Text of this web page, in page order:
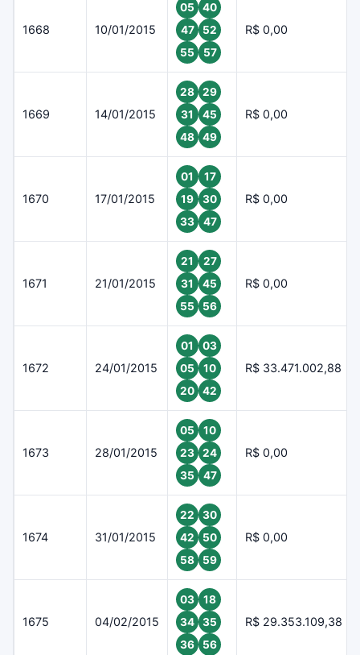
1668 10/01/2015
05
40
47
52
55
57
R$ 0,00
1669 14/01/2015
28
29
31
45
48
49
R$ 0,00
1670 17/01/2015
01
17
19
30
33
47
R$ 0,00
1671 21/01/2015
21
27
31
45
55
56
R$ 0,00
1672 24/01/2015
01
03
05
10
20
42
R$ 33.471.002,88
1673 28/01/2015
05
10
23
24
35
47
R$ 0,00
1674 31/01/2015
22
30
42
50
58
59
R$ 0,00
1675 04/02/2015
03
18
34
35
36
56
R$ 29.353.109,38